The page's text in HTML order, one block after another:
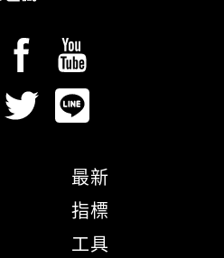
最新
指標
工具